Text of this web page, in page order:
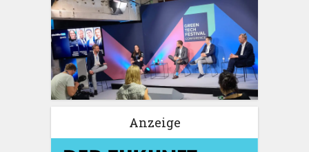
Anzeige